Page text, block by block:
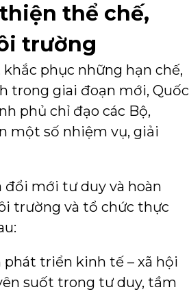
thể chế,
trường
phục những hạn chế,
trong giai đoạn mới, Quốc
phủ chỉ đạo các Bộ,
một số nhiệm vụ, giải
đổi mới tư duy và hoàn
trường và tổ chức thực
triển kinh tế – xã hội
suốt trong tư duy, tầm